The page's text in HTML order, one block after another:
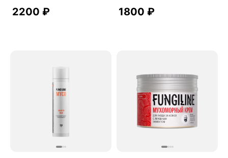
2200 ₽ 1800 ₽